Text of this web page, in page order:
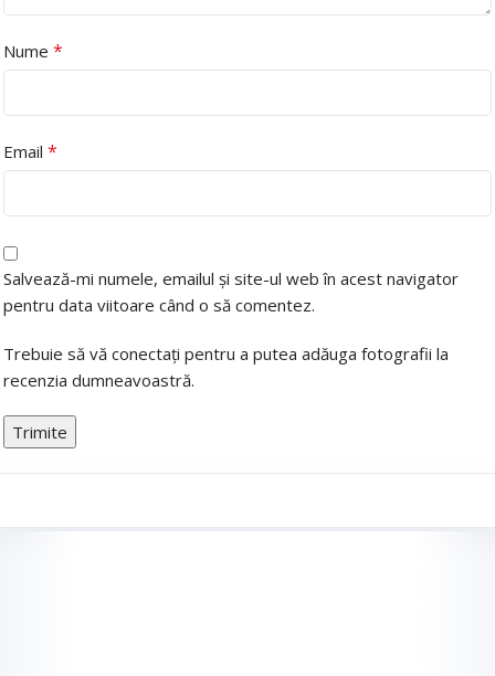
Nume *
Email *
Salvează-mi numele, emailul și site-ul web în acest navigator
pentru data viitoare când o să comentez.
Trebuie să vă conectați pentru a putea adăuga fotografii la
recenzia dumneavoastră.